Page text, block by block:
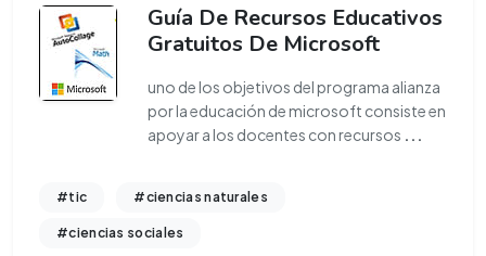
Guía De Recursos Educativos
Gratuitos De Microsoft
uno de los objetivos del programa alianza
por la educación de microsoft consiste en
apoyar a los docentes con recursos ...
#tic #ciencias naturales
#ciencias sociales